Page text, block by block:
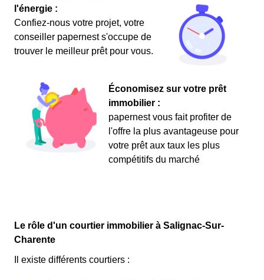
l'énergie :
Confiez-nous votre projet, votre
conseiller papernest s'occupe de
trouver le meilleur prêt pour vous.
Économisez sur votre prêt
immobilier :
papernest vous fait profiter de
l'offre la plus avantageuse pour
votre prêt aux taux les plus
compétitifs du marché
Le rôle d'un courtier immobilier à Salignac-Sur-
Charente
Il existe différents courtiers :